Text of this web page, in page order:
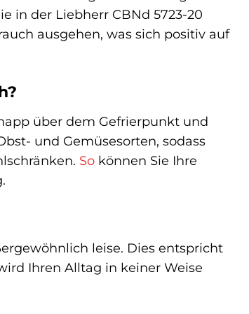
in der Liebherr CBNd 5723-20
ausgehen, was sich positiv auf
über dem Gefrierpunkt und
und Gemüsesorten, sodass
So können Sie Ihre
leise. Dies entspricht
Ihren Alltag in keiner Weise